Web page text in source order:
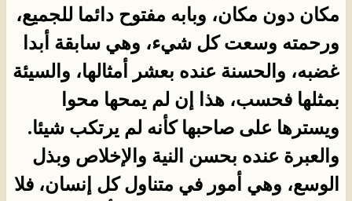
مكان دون مكان، وبابه مفتوح دائما للجميع،
ورحمته وسعت كل شيء، وهي سابقة أبدا
غضبه، والحسنة عنده بعشر أمثالها، والسيئة
بمثلها فحسب، هذا إن لم يمحها محوا
ويسترها على صاحبها كأنه لم يرتكب شيئا.
والعبرة عنده بحسن النية والإخلاص وبذل
الوسع، وهي أمور في متناول كل إنسان، فلا